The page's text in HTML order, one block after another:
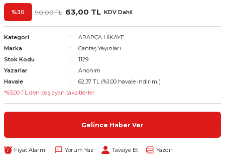
%30 90,00 TL 63,00 TL KDV Dahil
Kategori
ARAPÇA HİKAYE
Marka
Cantaş Yayınları
Stok Kodu
1129
Yazarlar
Anonim
Havale
62,37 TL (%1,00 havale indirimi)
*63,00 TL den başlayan taksitlerle!
Gelince Haber Ver
Fiyat Alarmı Yorum Yaz Tavsiye Et Yazdır